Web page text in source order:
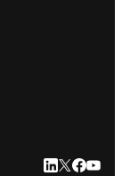
LinkedIn 新
Twitter 新